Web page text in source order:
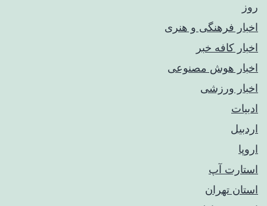
روز
اخبار فرهنگی و هنری
اخبار کافه خبر
اخبار هوش مصنوعی
اخبار ورزشی
ادبیات
اردبیل
اروپا
استارت آپ
استان تهران